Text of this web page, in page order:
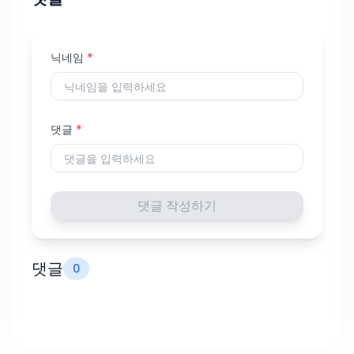
닉네임 *
댓글 *
댓글 작성하기
댓글 0